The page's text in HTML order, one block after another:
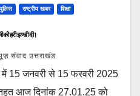
पुलिस राष्ट्रीय खबर शिक्षा
को हरी झण्डी दी।
संवाद उत्तराखंड
में 15 जनवरी से 15 फरवरी 2025
आज दिनांक 27.01.25 को